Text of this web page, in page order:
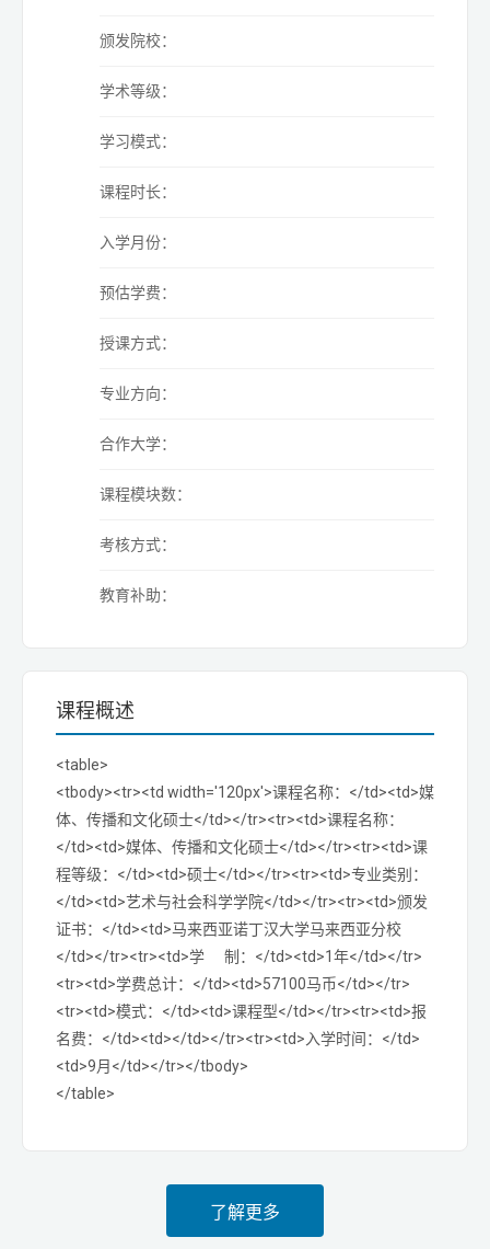
颁发院校：
学术等级：
学习模式：
课程时长：
入学月份：
预估学费：
授课方式：
专业方向：
合作大学：
课程模块数：
考核方式：
教育补助：
课程概述
<table>
<tbody><tr><td width='120px'>课程名称：</td><td>媒
体、传播和文化硕士</td></tr><tr><td>课程名称：
</td><td>媒体、传播和文化硕士</td></tr><tr><td>课
程等级：</td><td>硕士</td></tr><tr><td>专业类别：
</td><td>艺术与社会科学学院</td></tr><tr><td>颁发
证书：</td><td>马来西亚诺丁汉大学马来西亚分校
</td></tr><tr><td>学 制：</td><td>1年</td></tr>
<tr><td>学费总计：</td><td>57100马币</td></tr>
<tr><td>模式：</td><td>课程型</td></tr><tr><td>报
名费：</td><td></td></tr><tr><td>入学时间：</td>
<td>9月</td></tr></tbody>
</table>
了解更多